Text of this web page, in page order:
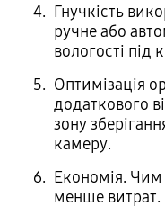
Гнучкість
ручне або
вологості під
Оптимізація
додаткового
зону
камеру.
Економія. Чим
менше витрат.